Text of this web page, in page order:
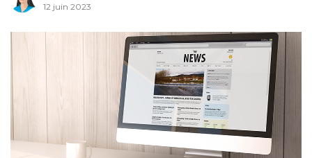
12 juin 2023